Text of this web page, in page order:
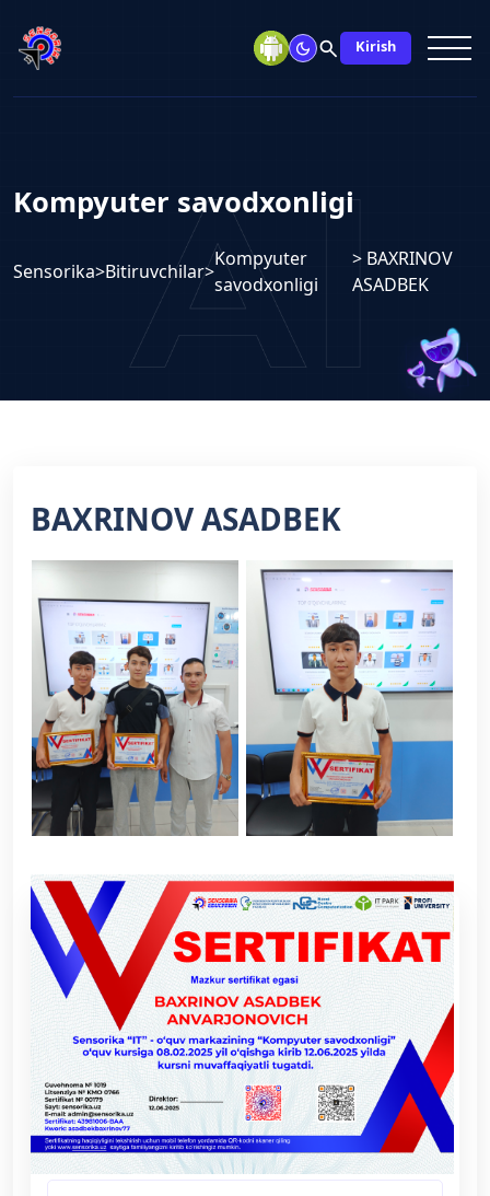
search Kirish
Kompyuter savodxonligi
Sensorika>Bitiruvchilar>
Kompyuter
savodxonligi
> BAXRINOV
ASADBEK
BAXRINOV ASADBEK